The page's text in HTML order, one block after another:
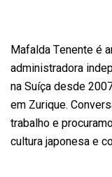
Mafalda Tenente é
administradora
na Suíça desde
em Zurique.
trabalho e
cultura japonesa e